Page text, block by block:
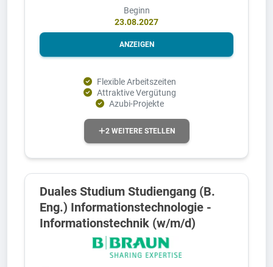
Beginn
23.08.2027
ANZEIGEN
Flexible Arbeitszeiten
Attraktive Vergütung
Azubi-Projekte
2 WEITERE STELLEN
Duales Studium Studiengang (B.
Eng.) Informationstechnologie -
Informationstechnik (w/m/d)